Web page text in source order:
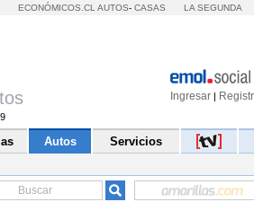
ECONÓMICOS.CL AUTOS- CASAS LA SEGUNDA
Ingresar |
Autos Servicios